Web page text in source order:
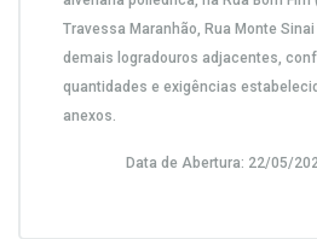
Travessa Maranhão, Rua Monte
demais logradouros adjacentes,
quantidades e exigências
anexos.
Data de Abertura: 22/05/